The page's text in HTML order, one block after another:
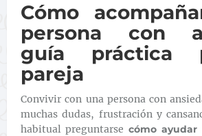
Cómo
persona con
guía práctica
pareja
Convivir con una persona con
muchas dudas, frustración y
habitual preguntarse cómo